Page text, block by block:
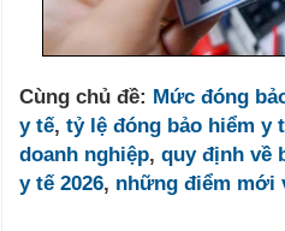
Cùng chủ đề: Mức đóng
y tế, tỷ lệ đóng bảo hiểm y
doanh nghiệp, quy định về
y tế 2026, những điểm mới